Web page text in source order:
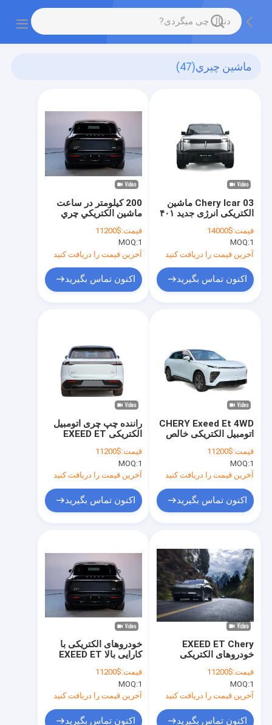
ماشين چيري(47)
200 کيلومتر در ساعت
ماشين الکتريکي چري
آويزون شده
قیمت:$11200
MOQ:1
آخرین قیمت را دریافت کنید
اکنون تماس بگیرید
Chery Icar 03 ماشین
الکتریکی انرژی جدید ۴۰۱
استاندارد
قیمت:$14000
MOQ:1
آخرین قیمت را دریافت کنید
اکنون تماس بگیرید
راننده چپ چری اتومبیل
الکتریکی EXEED ET
اتوماتیک
قیمت:$11200
MOQ:1
آخرین قیمت را دریافت کنید
اکنون تماس بگیرید
CHERY Exeed Et 4WD
اتومبیل الکتریکی خالص
الکتریکی انرژی جدید
قیمت:$11200
MOQ:1
آخرین قیمت را دریافت کنید
اکنون تماس بگیرید
خودروهای الکتریکی با
کارایی بالا EXEED ET
سریع
قیمت:$11200
MOQ:1
آخرین قیمت را دریافت کنید
اکنون تماس بگیرید
EXEED ET Chery
خودروهای الکتریکی
برای سواری لوکس و
پایدار
قیمت:$11200
MOQ:1
آخرین قیمت را دریافت کنید
اکنون تماس بگیرید